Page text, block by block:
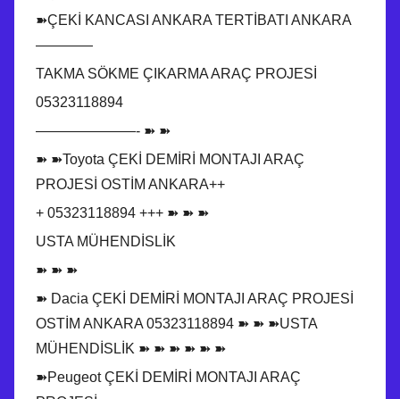
➽ÇEKİ KANCASI ANKARA TERTİBATI ANKARA
————
TAKMA SÖKME ÇIKARMA ARAÇ PROJESİ
05323118894
———————- ➽ ➽
➽ ➽Toyota ÇEKİ DEMİRİ MONTAJI ARAÇ
PROJESİ OSTİM ANKARA++
+ 05323118894 +++ ➽ ➽ ➽
USTA MÜHENDİSLİK
➽ ➽ ➽
➽ Dacia ÇEKİ DEMİRİ MONTAJI ARAÇ PROJESİ
OSTİM ANKARA 05323118894 ➽ ➽ ➽USTA
MÜHENDİSLİK ➽ ➽ ➽ ➽ ➽ ➽
➽Peugeot ÇEKİ DEMİRİ MONTAJI ARAÇ